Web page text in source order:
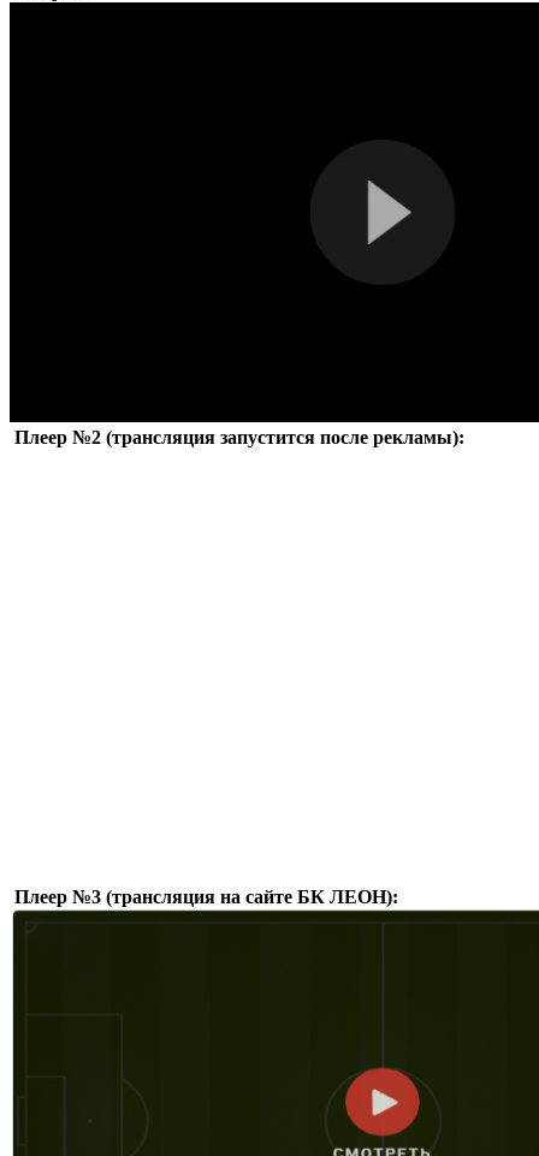
Плеер №2 (трансляция запустится после рекламы):
Плеер №3 (трансляция на сайте БК ЛЕОН):